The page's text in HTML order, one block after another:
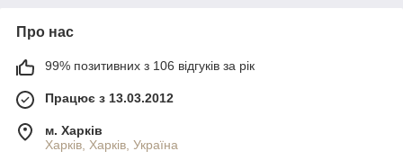
Про нас
99% позитивних з 106 відгуків за рік
Працює з 13.03.2012
м. Харків
Харків, Харків, Україна